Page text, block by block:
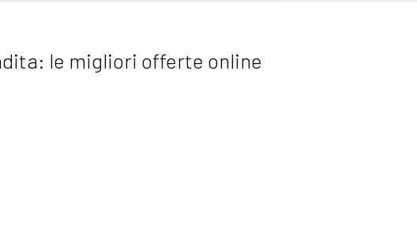
le migliori offerte online